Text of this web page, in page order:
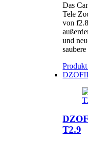
Das
Tele
von
und
Produkt
T2.9